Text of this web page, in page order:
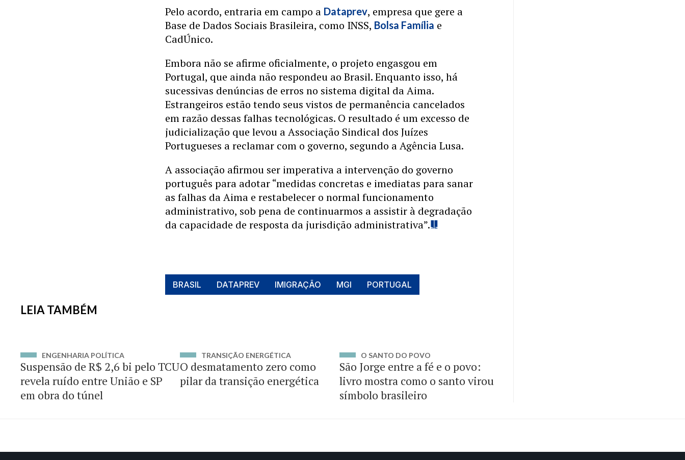
Pelo acordo, entraria em campo a Dataprev, empresa que gere a
Base de Dados Sociais Brasileira, como INSS, Bolsa Família e
CadÚnico.
Embora não se afirme oficialmente, o projeto engasgou em
Portugal, que ainda não respondeu ao Brasil. Enquanto isso, há
sucessivas denúncias de erros no sistema digital da Aima.
Estrangeiros estão tendo seus vistos de permanência cancelados
em razão dessas falhas tecnológicas. O resultado é um excesso de
judicialização que levou a Associação Sindical dos Juízes
Portugueses a reclamar com o governo, segundo a Agência Lusa.
A associação afirmou ser imperativa a intervenção do governo
português para adotar “medidas concretas e imediatas para sanar
as falhas da Aima e restabelecer o normal funcionamento
administrativo, sob pena de continuarmos a assistir à degradação
da capacidade de resposta da jurisdição administrativa”.
BRASIL DATAPREV IMIGRAÇÃO MGI PORTUGAL
LEIA TAMBÉM
ENGENHARIA POLÍTICA
Suspensão de R$ 2,6 bi pelo TCU
revela ruído entre União e SP
em obra do túnel
TRANSIÇÃO ENERGÉTICA
O desmatamento zero como
pilar da transição energética
O SANTO DO POVO
São Jorge entre a fé e o povo:
livro mostra como o santo virou
símbolo brasileiro